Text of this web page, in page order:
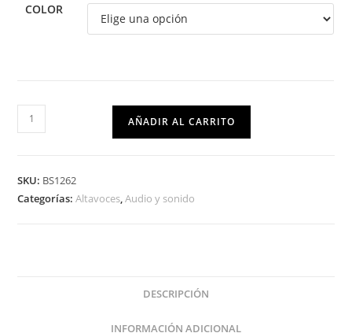
COLOR
AÑADIR AL CARRITO
SKU: BS1262
Categorías:Altavoces ,Audio y sonido
DESCRIPCIÓN
INFORMACIÓN ADICIONAL